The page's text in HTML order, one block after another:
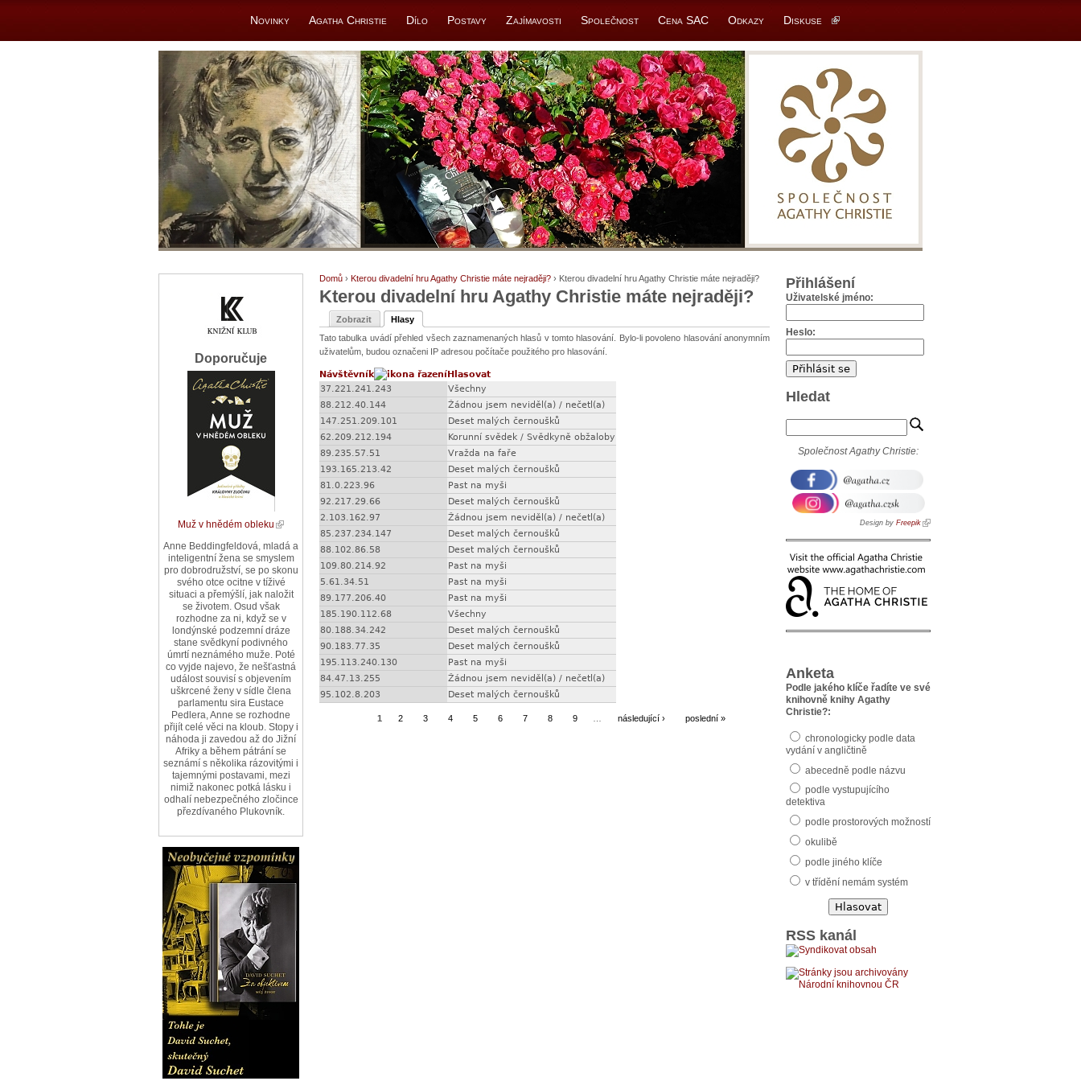
Novinky Agatha Christie Dílo Postavy Zajímavosti Společnost Cena SAC Odkazy Diskuse
Domů › Kterou divadelní hru Agathy Christie máte nejraději? › Kterou divadelní hru Agathy Christie máte nejraději?
Kterou divadelní hru Agathy Christie máte nejraději?
Zobrazit
Hlasy
Tato tabulka uvádí přehled všech zaznamenaných hlasů v tomto hlasování. Bylo-li povoleno hlasování anonymním
uživatelům, budou označeni IP adresou počítače použitého pro hlasování.
Návštěvník
Hlasovat
37.221.241.243
Všechny
88.212.40.144
Žádnou jsem neviděl(a) / nečetl(a)
147.251.209.101
Deset malých černoušků
62.209.212.194
Korunní svědek / Svědkyně obžaloby
89.235.57.51
Vražda na faře
193.165.213.42
Deset malých černoušků
81.0.223.96
Past na myši
92.217.29.66
Deset malých černoušků
2.103.162.97
Žádnou jsem neviděl(a) / nečetl(a)
85.237.234.147
Deset malých černoušků
88.102.86.58
Deset malých černoušků
109.80.214.92
Past na myši
5.61.34.51
Past na myši
89.177.206.40
Past na myši
185.190.112.68
Všechny
80.188.34.242
Deset malých černoušků
90.183.77.35
Deset malých černoušků
195.113.240.130
Past na myši
84.47.13.255
Žádnou jsem neviděl(a) / nečetl(a)
95.102.8.203
Deset malých černoušků
1 2 3 4 5 6 7 8 9 následující › poslední »
Doporučuje
Muž v hnědém obleku
Anne Beddingfeldová, mladá a
inteligentní žena se smyslem
pro dobrodružství, se po skonu
svého otce ocitne v tíživé
situaci a přemýšlí, jak naložit
se životem. Osud však
rozhodne za ni, když se v
londýnské podzemní dráze
stane svědkyní podivného
úmrtí neznámého muže. Poté
co vyjde najevo, že nešťastná
událost souvisí s objevením
uškrcené ženy v sídle člena
parlamentu sira Eustace
Pedlera, Anne se rozhodne
přijít celé věci na kloub. Stopy i
náhoda ji zavedou až do Jižní
Afriky a během pátrání se
seznámí s několika rázovitými i
tajemnými postavami, mezi
nimiž nakonec potká lásku i
odhalí nebezpečného zločince
přezdívaného Plukovník.
Přihlášení
Uživatelské jméno:
Heslo:
Hledat
Společnost Agathy Christie:
Design by Freepik
Anketa
Podle jakého klíče řadíte ve své
knihovně knihy Agathy
Christie?:
chronologicky podle data
vydání v angličtině
abecedně podle názvu
podle vystupujícího
detektiva
podle prostorových možností
okulibě
podle jiného klíče
v třídění nemám systém
RSS kanál